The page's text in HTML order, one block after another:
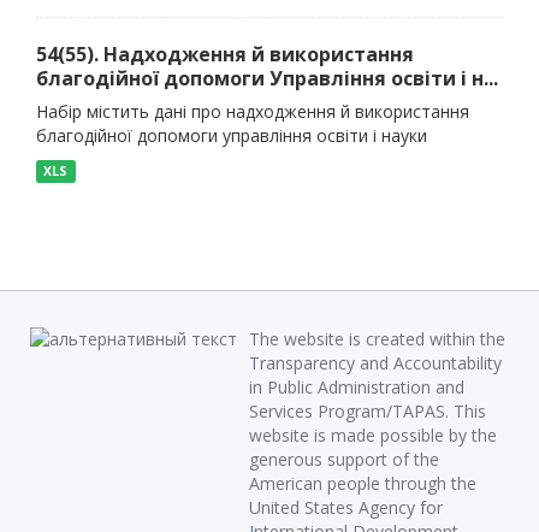
54(55). Надходження й використання
благодійної допомоги Управління освіти і н...
Набір містить дані про надходження й використання
благодійної допомоги управління освіти і науки
XLS
The website is created within the
Transparency and Accountability
in Public Administration and
Services Program/TAPAS. This
website is made possible by the
generous support of the
American people through the
United States Agency for